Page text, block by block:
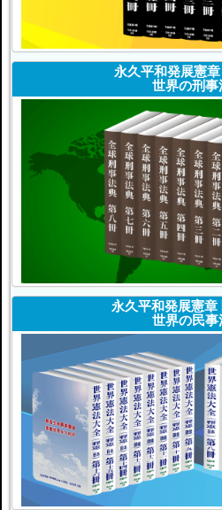
永久平和発展憲
世界の刑事
永久平和発展憲
世界の民事